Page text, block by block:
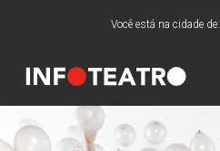
Você está na cidade de: